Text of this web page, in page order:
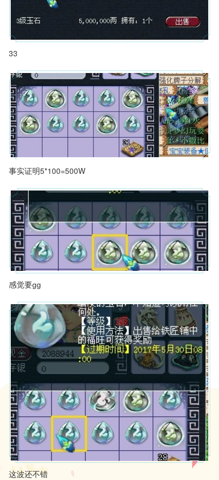
官方网
站 - 网
易西游
题材扛
鼎之作
高封印命中率 夫子庙服战地府全
方位展示
服战法系两套装备 宝宝更是领先
版本
苏堤春晓九神团队 招服战化生冲
刺武神坛
武神坛16强地府 谛听都是T0级
的
装备顶配带6特技 细节拉满的服
战地府
武神坛48强 16+10带5特技服战
五庄
高封印命中率 夫子庙服战地府全
方位展示
服战法系两套装备 宝宝更是领先
版本
苏堤春晓九神团队 招服战化生冲
刺武神坛
武神坛16强地府 谛听都是T0级
33
事实证明5*100=500W
感觉要gg
这波还不错